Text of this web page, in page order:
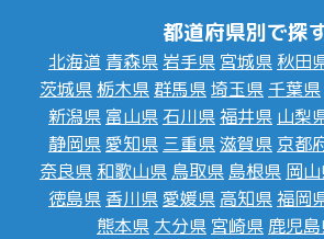
都道府県別で探
北海道 青森県 岩手県 宮城県 秋田
茨城県 栃木県群馬県埼玉県 千葉県
新潟県 富山県 石川県福井県 山梨
静岡県愛知県 三重県滋賀県 京都
奈良県 和歌山県 鳥取県 島根県 岡
徳島県 香川県愛媛県 高知県福岡
熊本県 大分県 宮崎県 鹿児